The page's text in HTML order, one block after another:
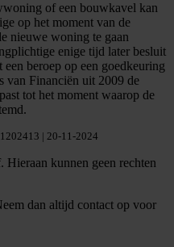
of een bouwkavel kan
op het moment van de
nieuwe woning te gaan
enige tijd later besluit
beroep op een goedkeuring
van Financiën uit 2009 de
tot het moment waarop de
| 20-11-2024
kunnen geen rechten
dan altijd contact op voor